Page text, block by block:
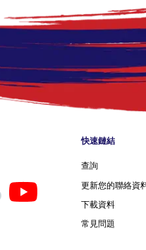
Footer
快速鏈結
查詢
更新您的聯絡資
下載資料
常見問題